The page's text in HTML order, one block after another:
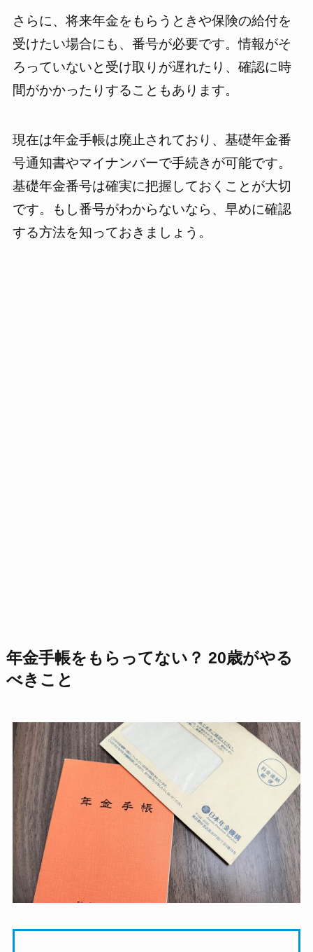
さらに、将来年金をもらうときや保険の給付を
受けたい場合にも、番号が必要です。情報がそ
ろっていないと受け取りが遅れたり、確認に時
間がかかったりすることもあります。
現在は年金手帳は廃止されており、基礎年金番
号通知書やマイナンバーで手続きが可能です。
基礎年金番号は確実に把握しておくことが大切
です。もし番号がわからないなら、早めに確認
する方法を知っておきましょう。
年金手帳をもらってない？ 20歳がやる
べきこと